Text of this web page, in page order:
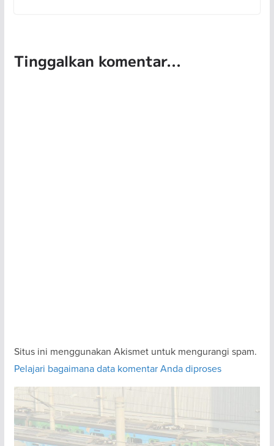
Tinggalkan komentar...
Situs ini menggunakan Akismet untuk mengurangi spam.
Pelajari bagaimana data komentar Anda diproses